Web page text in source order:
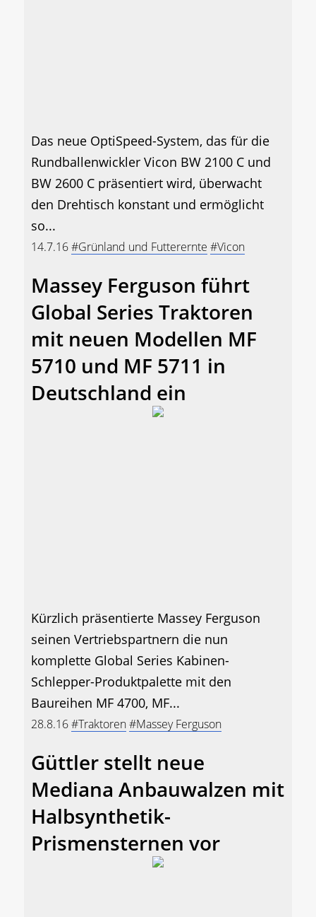
Das neue OptiSpeed-System, das für die
Rundballenwickler Vicon BW 2100 C und
BW 2600 C präsentiert wird, überwacht
den Drehtisch konstant und ermöglicht
so...
14.7.16#Grünland und Futterernte #Vicon
Massey Ferguson führt
Global Series Traktoren
mit neuen Modellen MF
5710 und MF 5711 in
Deutschland ein
Kürzlich präsentierte Massey Ferguson
seinen Vertriebspartnern die nun
komplette Global Series Kabinen-
Schlepper-Produktpalette mit den
Baureihen MF 4700, MF...
28.8.16#Traktoren#Massey Ferguson
Güttler stellt neue
Mediana Anbauwalzen mit
Halbsynthetik-
Prismensternen vor